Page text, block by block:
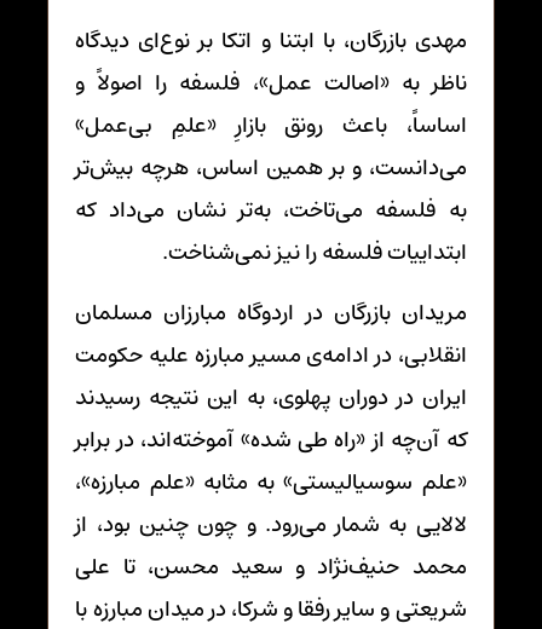
مهدی بازرگان، با ابتنا و اتکا بر نوع‌ای دیدگاه
ناظر به «اصالت عمل»، فلسفه را اصولاً و
اساساً، باعث رونق بازارِ «علمِ بی‌عمل»
می‌دانست، و بر همین اساس، هرچه بیش‌تر
به فلسفه می‌تاخت، به‌تر نشان می‌داد که
ابتداییات فلسفه را نیز نمی‌شناخت.
مریدان بازرگان در اردوگاه مبارزان مسلمان
انقلابی، در ادامه‌ی مسیر مبارزه علیه حکومت
ایران در دوران پهلوی، به این نتیجه رسیدند
که آن‌چه از «راه طی شده» آموخته‌اند، در برابر
«علم سوسیالیستی» به مثابه «علم مبارزه»،
لالایی به شمار می‌رود. و چون چنین بود، از
محمد حنیف‌نژاد و سعید محسن، تا علی
شریعتی و سایر رفقا و شرکا، در میدان مبارزه با